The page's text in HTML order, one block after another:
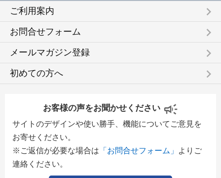
ご利用案内 keyboard_arrow_right
お問合せフォーム keyboard_arrow_right
メールマガジン登録 keyboard_arrow_right
初めての方へ keyboard_arrow_right
お客様の声をお聞かせください
サイトのデザインや使い勝手、機能についてご意見を
お寄せください。
※ご返信が必要な場合は 「お問合せフォーム」
よりご
連絡ください。